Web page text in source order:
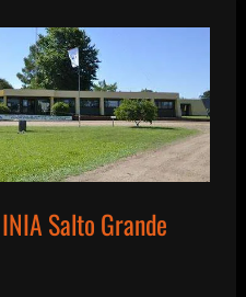
Salto Grande